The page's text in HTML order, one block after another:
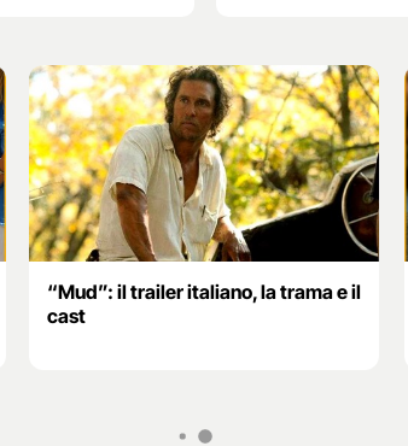
“Mud”: il trailer italiano, la trama e il
cast